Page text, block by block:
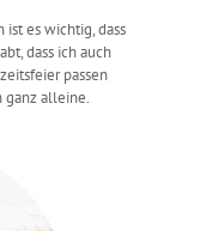
es wichtig, dass
dass ich auch
passen
ganz alleine.